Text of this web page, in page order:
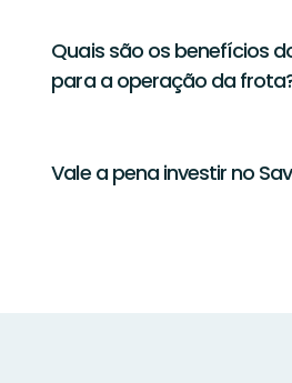
Quais são os benefícios
para a operação da
Vale a pena investir no